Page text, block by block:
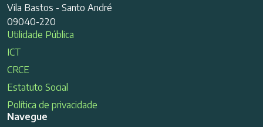
Vila Bastos - Santo André
09040-220
Utilidade Pública
ICT
CRCE
Estatuto Social
Política de privacidade
Navegue